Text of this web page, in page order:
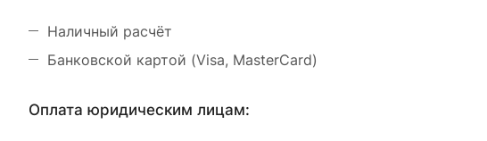
Наличный расчёт
Банковской картой (Visa, MasterCard)
Оплата юридическим лицам: